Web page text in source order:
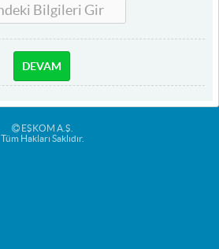
DEVAM
EŞKOM A.Ş.
Tüm Hakları Saklıdır.